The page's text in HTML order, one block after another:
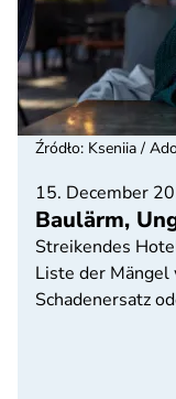
15. December
Baulärm,
Streikendes
Liste der Mängel
Schadenersatz
Źródło: Kseniia /